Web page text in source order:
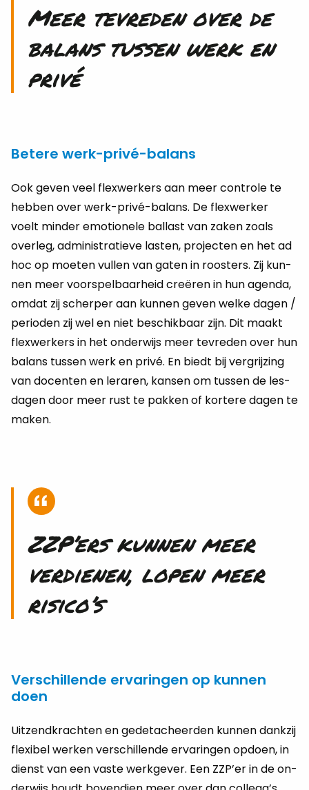
Meer te­vre­den over de
ba­lans tus­sen werk en
privé
Betere werk-privé-balans
Ook geven veel flex­wer­kers aan meer con­tro­le te
heb­ben over werk-privé-ba­lans. De flex­wer­ker
voelt min­der emo­ti­o­ne­le bal­last van zaken zoals
over­leg, ad­mi­ni­stra­tie­ve las­ten, pro­jec­ten en het ad
hoc op moe­ten vul­len van gaten in roos­ters. Zij kun­
nen meer voor­spel­baar­heid creëren in hun agen­da,
omdat zij scher­per aan kun­nen geven welke dagen /
pe­ri­o­den zij wel en niet be­schik­baar zijn. Dit maakt
flex­wer­kers in het on­der­wijs meer te­vre­den over hun
ba­lans tus­sen werk en privé. En biedt bij ver­grij­zing
van do­cen­ten en le­ra­ren, kan­sen om tus­sen de les­
da­gen door meer rust te pak­ken of kor­te­re dagen te
maken.
ZZP’ers kun­nen meer
ver­die­nen, lopen meer
ri­si­co’s
Verschillende ervaringen op kunnen
doen
Uit­zend­krach­ten en ge­de­ta­cheer­den kun­nen dank­zij
flexi­bel wer­ken ver­schil­len­de er­va­rin­gen op­doen, in
dienst van een vaste werk­ge­ver. Een ZZP’er in de on­